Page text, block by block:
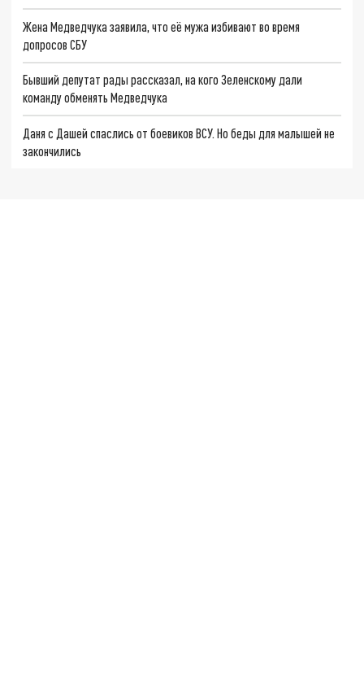
Жена Медведчука заявила, что её мужа избивают во время
допросов СБУ
Бывший депутат рады рассказал, на кого Зеленскому дали
команду обменять Медведчука
Даня с Дашей спаслись от боевиков ВСУ. Но беды для малышей не
закончились